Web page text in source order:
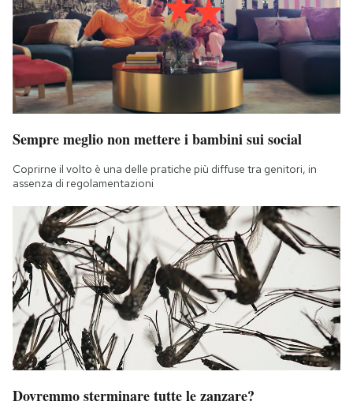
Sempre meglio non mettere i bambini sui social
Coprirne il volto è una delle pratiche più diffuse tra genitori, in
assenza di regolamentazioni
Dovremmo sterminare tutte le zanzare?